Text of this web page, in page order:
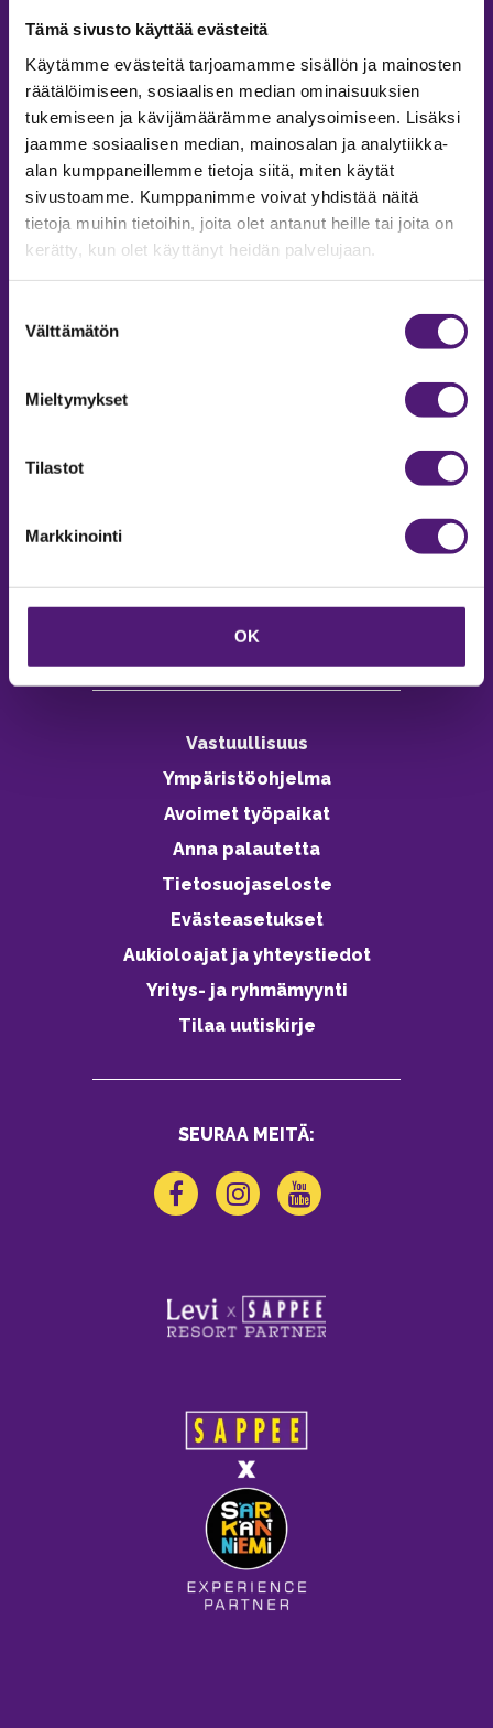
Tämä sivusto käyttää evästeitä
Käytämme evästeitä tarjoamamme sisällön ja mainosten
räätälöimiseen, sosiaalisen median ominaisuuksien
tukemiseen ja kävijämäärämme analysoimiseen. Lisäksi
jaamme sosiaalisen median, mainosalan ja analytiikka-
alan kumppaneillemme tietoja siitä, miten käytät
sivustoamme. Kumppanimme voivat yhdistää näitä
tietoja muihin tietoihin, joita olet antanut heille tai joita on
kerätty, kun olet käyttänyt heidän palvelujaan.
valinta
Välttämätön
Mieltymykset
Tilastot
Markkinointi
OK
Vastuullisuus
Ympäristöohjelma
Avoimet työpaikat
Anna palautetta
Tietosuojaseloste
Evästeasetukset
Aukioloajat ja yhteystiedot
Yritys- ja ryhmämyynti
Tilaa uutiskirje
SEURAA MEITÄ: